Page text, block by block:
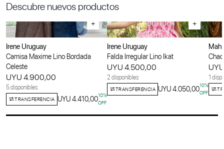
Descubre nuevos productos
+
Irene Uruguay
Camisa Maxime Lino Bordada
Celeste
UYU 4.900,00
5 disponibles
TRANSFERENCIA UYU 4.410,0010%
OFF
+
Irene Uruguay
Falda Irregular Lino Ikat
UYU 4.500,00
2 disponibles
TRANSFERENCIA UYU 4.050,0010%
OFF
1